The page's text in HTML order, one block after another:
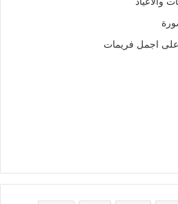
اجمل فريمات